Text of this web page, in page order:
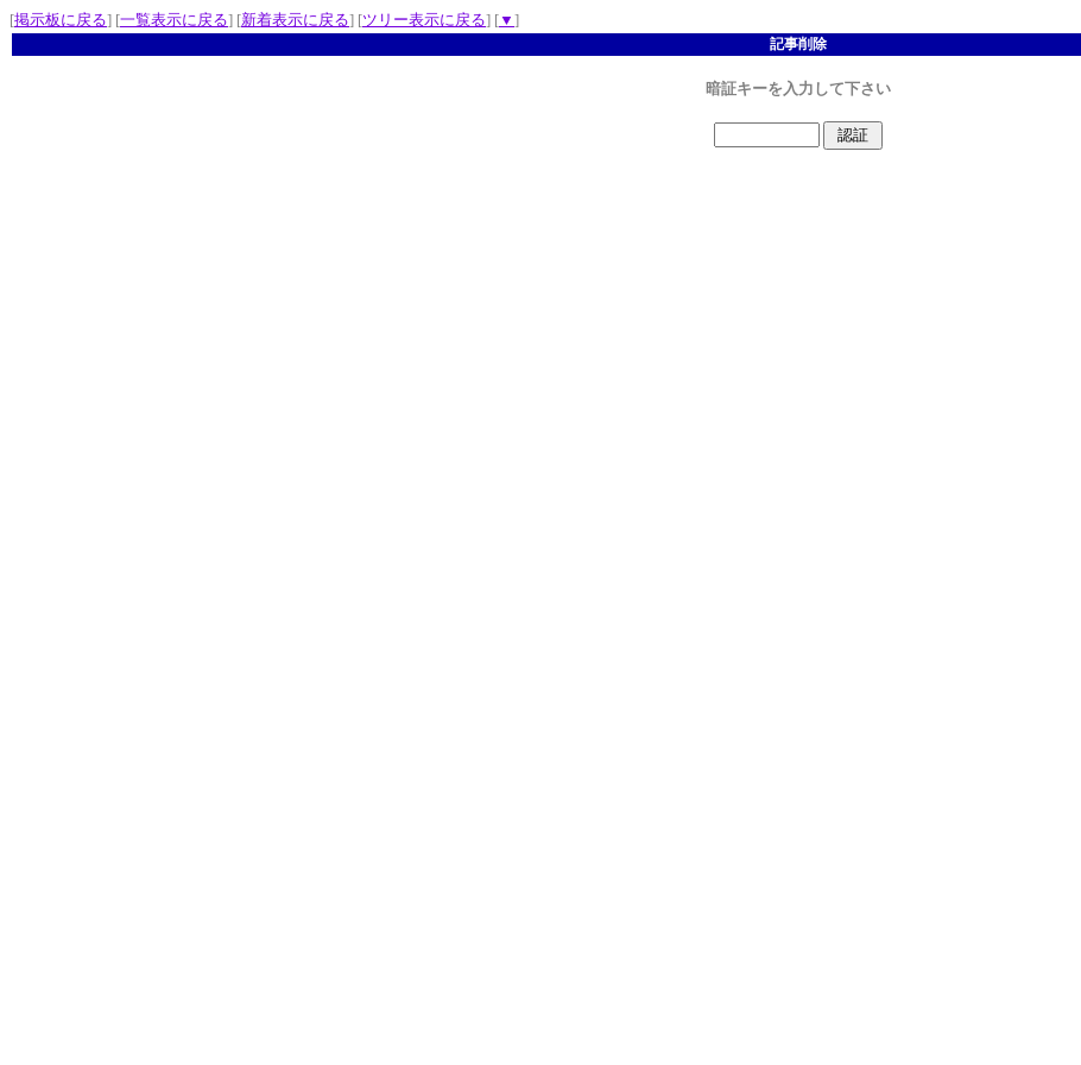
[掲示板に戻る] [一覧表示に戻る] [新着表示に戻る] [ツリー表示に戻る] [▼ ]
記事削除
暗証キーを入力して下さい